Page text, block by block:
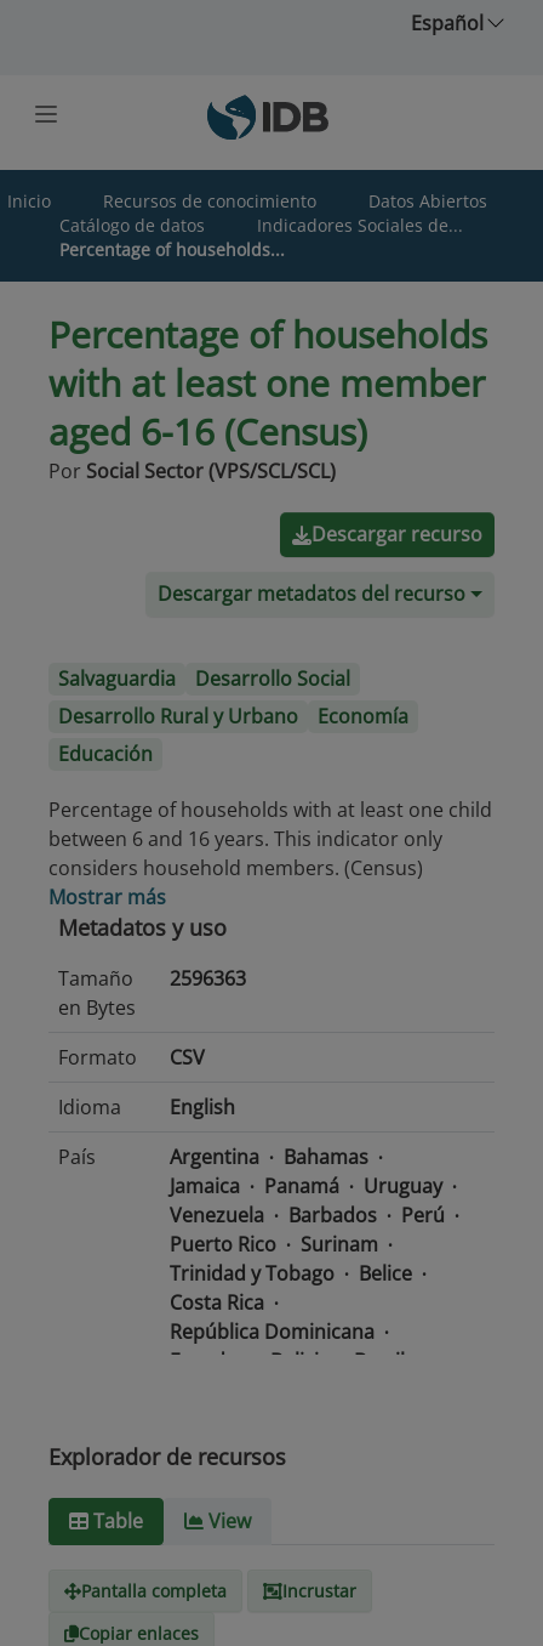
Español
Inicio Recursos de conocimiento
Datos Abiertos
Catálogo de datos
Indicadores Sociales de...
Percentage of households...
Percentage of households
with at least one member
aged 6-16 (Census)
Por Social Sector (VPS/SCL/SCL)
Descargar recurso
Descargar metadatos del recurso
Salvaguardia
Desarrollo Social
Desarrollo Rural y Urbano
Economía
Educación
Percentage of households with at least one child
between 6 and 16 years. This indicator only
considers household members. (Census)
Mostrar más
Metadatos y uso
Tamaño
en Bytes
2596363
Formato
CSV
Idioma
English
País
Argentina
Bahamas
Jamaica
Panamá
Uruguay
Venezuela
Barbados
Perú
Puerto Rico
Surinam
Trinidad y Tobago
Belice
Costa Rica
República Dominicana
Ecuador
Bolivia
Brasil
Guatemala
Tipo de
text/csv
Explorador de recursos
Table View
Pantalla completa
Incrustar
Copiar enlaces